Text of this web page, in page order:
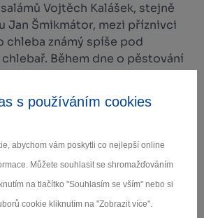
s používáním cookies
abychom vám poskytli co nejlepší online
Můžete souhlasit se shromažďováním
na tlačítko "Souhlasím se vším" nebo si
cookie kliknutím na "Zobrazit více".
Vojtěch Kalášek, stejně
Jan Šmikmátor, mezi příznivci
chleba známý spíše pod
Během dne o pěstování
také lisař a kmínař v
Jonák, který láká i na
v podobě kvalitního vína z
den nezapomene,